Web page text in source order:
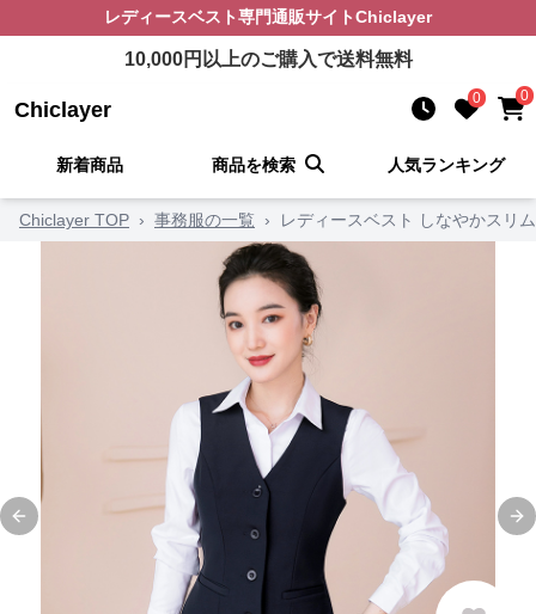
レディースベスト専門通販サイトChiclayer
10,000円以上のご購入で送料無料
Chiclayer 0 0
新着商品 商品を検索 人気ランキング
Chiclayer TOP › 事務服の一覧 › レディースベスト しなやかスリ
Previous slide